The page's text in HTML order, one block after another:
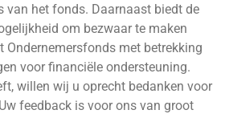
van het fonds. Daarnaast biedt de
om bezwaar te maken
Ondernemersfonds met betrekking
voor financiële ondersteuning.
willen wij u oprecht bedanken voor
feedback is voor ons van groot